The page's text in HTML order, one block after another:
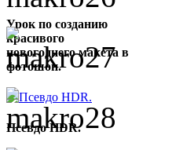
Урок по созданию
красивого
новогоднего макета в
фотошоп.
Псевдо HDR.